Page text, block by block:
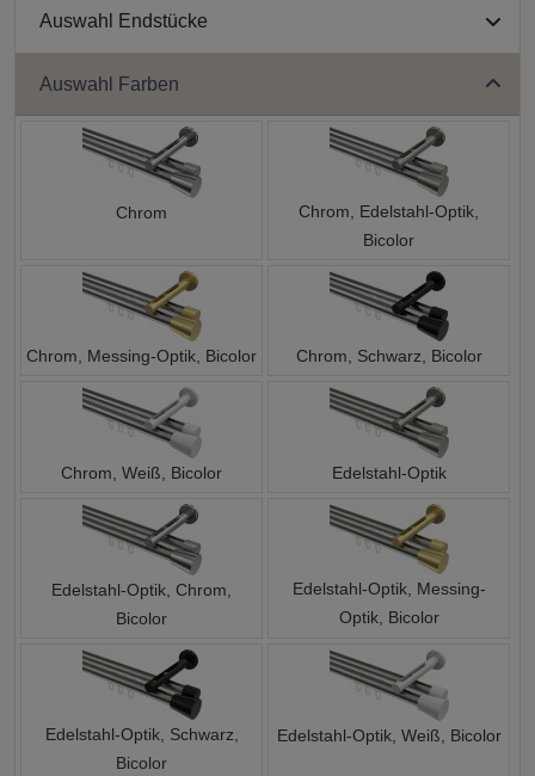
Auswahl Endstücke
Auswahl Farben
Chrom
Chrom, Edelstahl-Optik,
Bicolor
Chrom, Messing-Optik, Bicolor Chrom, Schwarz, Bicolor
Chrom, Weiß, Bicolor Edelstahl-Optik
Edelstahl-Optik, Chrom,
Bicolor
Edelstahl-Optik, Messing-
Optik, Bicolor
Edelstahl-Optik, Schwarz,
Bicolor
Edelstahl-Optik, Weiß, Bicolor